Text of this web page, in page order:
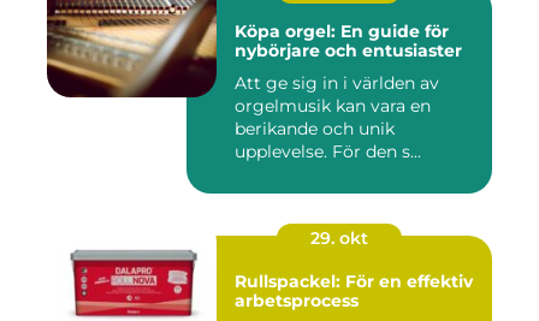
Köpa orgel: En guide för
nybörjare och entusiaster
Att ge sig in i världen av
orgelmusik kan vara en
berikande och unik
upplevelse. För den s...
29. okt
Rullspackel: För en effektiv
arbetsprocess